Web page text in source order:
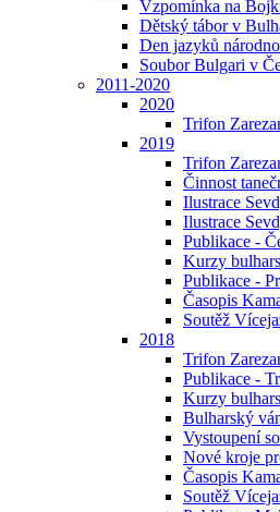
Vzpomínka na
Dětský tábor v
Den jazyků
Soubor Bulgari v
2011-2020
2020
Trifon
2019
Trifon
Činnost
Ilustrace
Ilustrace
Publikace -
Kurzy
Publikace -
Časopis
Soutěž
2018
Trifon
Publikace -
Kurzy
Bulharský
Vystoupení
Nové kroje
Časopis
Soutěž